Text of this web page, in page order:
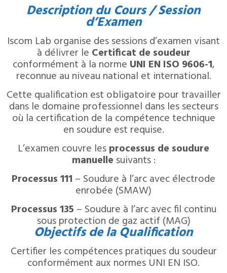
Description du Cours / Session
d’Examen
Iscom Lab organise des sessions d’examen visant
à délivrer le Certificat de soudeur
conformément à la norme UNI EN ISO 9606-1,
reconnue au niveau national et international.
Cette qualification est obligatoire pour travailler
dans le domaine professionnel dans les secteurs
où la certification de la compétence technique
en soudure est requise.
L’examen couvre lesprocessus de soudure
manuelle suivants :
Processus 111 – Soudure à l’arc avec électrode
enrobée (SMAW)
Processus 135 – Soudure à l’arc avec fil continu
sous protection de gaz actif (MAG)
Objectifs de la Qualification
Certifier les compétences pratiques du soudeur
conformément aux normes UNI EN ISO.